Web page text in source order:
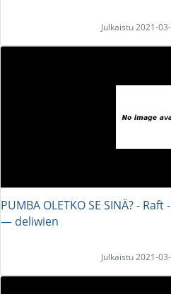
Julkaistu 2021-
PUMBA OLETKO SE SINÄ? - Raft
― deliwien
Julkaistu 2021-